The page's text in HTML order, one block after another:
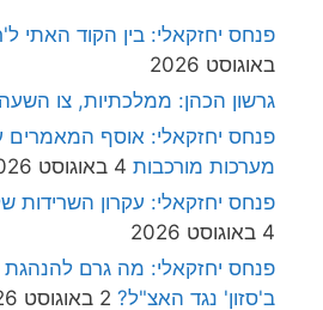
פנחס יחזקאלי: בין הקוד האתי
באוגוסט 2026
גרשון הכהן: ממלכתיות, צו
פנחס יחזקאלי: אוסף המאמרים
מערכות מורכבות 4 באוגוסט 2026
פנחס יחזקאלי: עקרון השרידות
4 באוגוסט 2026
פנחס יחזקאלי: מה גרם להנהגת
ב'סזון' נגד האצ"ל? 2 באוגוסט 2026